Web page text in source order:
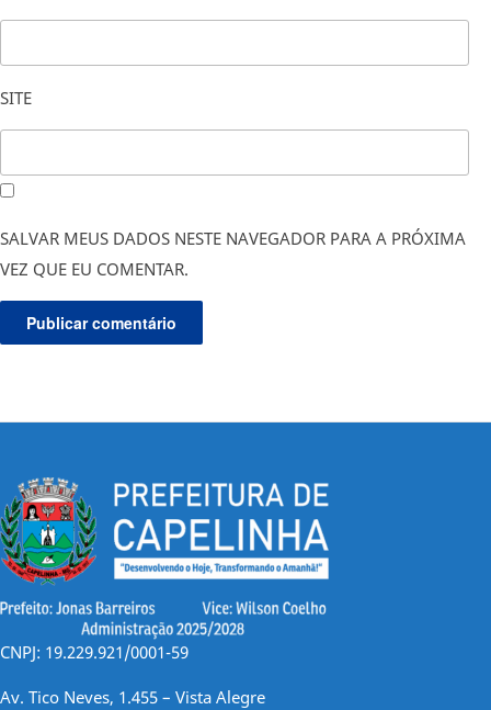
SITE
SALVAR MEUS DADOS NESTE NAVEGADOR PARA A PRÓXIMA
VEZ QUE EU COMENTAR.
CNPJ: 19.229.921/0001-59
Av. Tico Neves, 1.455 – Vista Alegre